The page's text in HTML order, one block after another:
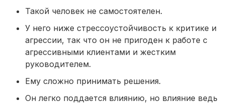
Такой человек не самостоятелен.
У него ниже стрессоустойчивость к критике и
агрессии, так что он не пригоден к работе с
агрессивными клиентами и жестким
руководителем.
Ему сложно принимать решения.
Он легко поддается влиянию, но влияние ведь